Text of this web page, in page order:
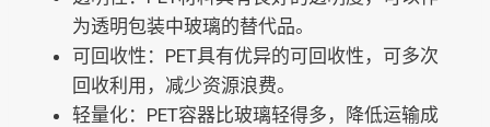
为透明包装中玻璃的替代品。
可回收性：PET具有优异的可回收性，可多次
回收利用，减少资源浪费。
轻量化：PET容器比玻璃轻得多，降低运输成